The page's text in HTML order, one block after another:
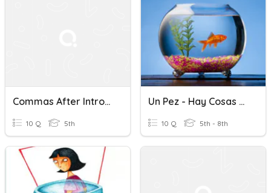
Commas After Introductory Elements
10 Q 5th
Un Pez - Hay Cosas Que Los Peces No Entienden
10 Q 5th - 8th